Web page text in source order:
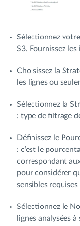
Sélectionnez
S3. Fournissez
Choisissez la
les lignes ou
Sélectionnez la
: type de filtrage
Définissez le
: c’est le
correspondant
pour considérer
sensibles requises
Sélectionnez le
lignes analysées